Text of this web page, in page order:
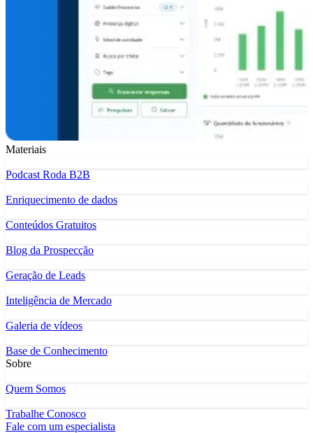
Materiais
Podcast Roda B2B
Enriquecimento de dados
Conteúdos Gratuitos
Blog da Prospecção
Geração de Leads
Inteligência de Mercado
Galeria de vídeos
Base de Conhecimento
Sobre
Quem Somos
Trabalhe Conosco
Fale com um especialista